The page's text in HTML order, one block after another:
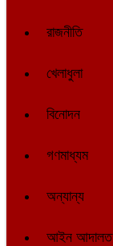
রাজনীতি
খেলাধুলা
বিনোদন
গণমাধ্যম
অন্যান্য
আইন আদালত